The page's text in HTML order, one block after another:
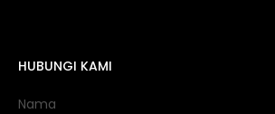
HUBUNGI KAMI
Nama